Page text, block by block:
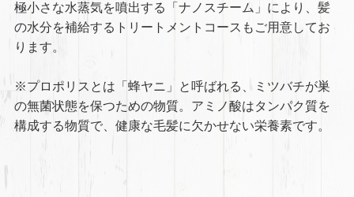
極小さな水蒸気を噴出する「ナノスチーム」により、髪
の水分を補給するトリートメントコースもご用意してお
ります。
※プロポリスとは「蜂ヤニ」と呼ばれる、ミツバチが巣
の無菌状態を保つための物質。アミノ酸はタンパク質を
構成する物質で、健康な毛髪に欠かせない栄養素です。